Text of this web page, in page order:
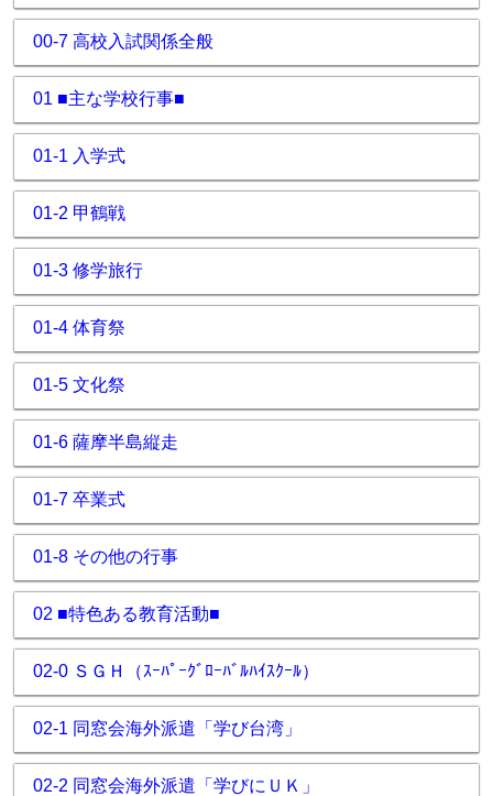
00-7 高校入試関係全般
01 ■主な学校行事■
01-1 入学式
01-2 甲鶴戦
01-3 修学旅行
01-4 体育祭
01-5 文化祭
01-6 薩摩半島縦走
01-7 卒業式
01-8 その他の行事
02 ■特色ある教育活動■
02-0 ＳＧＨ（ｽｰﾊﾟｰｸﾞﾛｰﾊﾞﾙﾊｲｽｸｰﾙ）
02-1 同窓会海外派遣「学び台湾」
02-2 同窓会海外派遣「学びにＵＫ」